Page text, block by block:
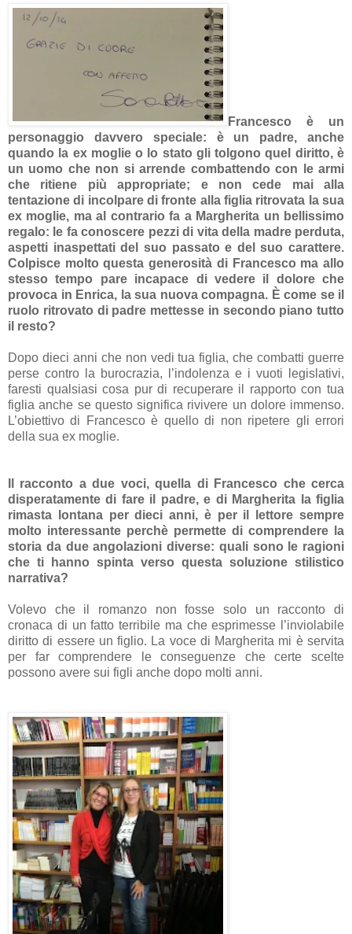
Francesco è un
personaggio davvero speciale: è un padre, anche
quando la ex moglie o lo stato gli tolgono quel diritto, è
un uomo che non si arrende combattendo con le armi
che ritiene più appropriate; e non cede mai alla
tentazione di incolpare di fronte alla figlia ritrovata la sua
ex moglie, ma al contrario fa a Margherita un bellissimo
regalo: le fa conoscere pezzi di vita della madre perduta,
aspetti inaspettati del suo passato e del suo carattere.
Colpisce molto questa generosità di Francesco ma allo
stesso tempo pare incapace di vedere il dolore che
provoca in Enrica, la sua nuova compagna. È come se il
ruolo ritrovato di padre mettesse in secondo piano tutto
il resto?
Dopo dieci anni che non vedi tua figlia, che combatti guerre
perse contro la burocrazia, l’indolenza e i vuoti legislativi,
faresti qualsiasi cosa pur di recuperare il rapporto con tua
figlia anche se questo significa rivivere un dolore immenso.
L’obiettivo di Francesco è quello di non ripetere gli errori
della sua ex moglie.
Il racconto a due voci, quella di Francesco che cerca
disperatamente di fare il padre, e di Margherita la figlia
rimasta lontana per dieci anni, è per il lettore sempre
molto interessante perchè permette di comprendere la
storia da due angolazioni diverse: quali sono le ragioni
che ti hanno spinta verso questa soluzione stilistico
narrativa?
Volevo che il romanzo non fosse solo un racconto di
cronaca di un fatto terribile ma che esprimesse l’inviolabile
diritto di essere un figlio. La voce di Margherita mi è servita
per far comprendere le conseguenze che certe scelte
possono avere sui figli anche dopo molti anni.